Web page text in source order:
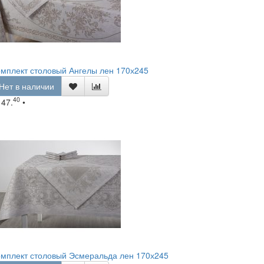
столовый Ангелы лен 170х245
в наличии
40 •
столовый Эсмеральда лен 170х245